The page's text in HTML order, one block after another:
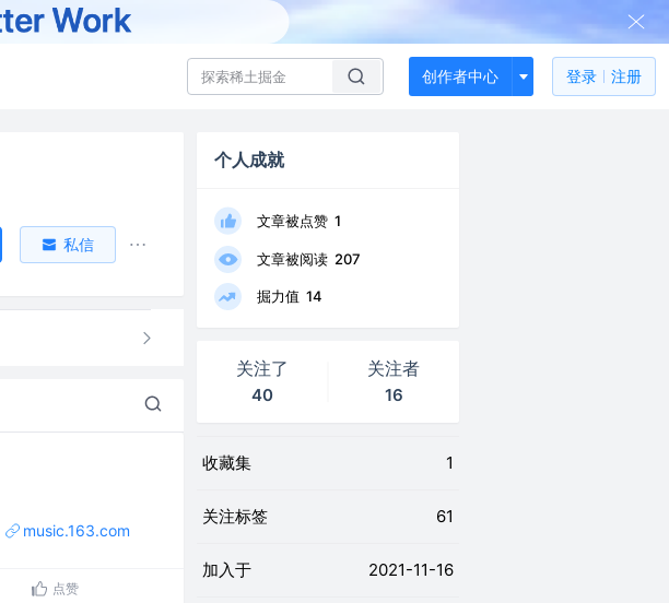
创作者中心 登录 注册
私信
music.163.com
点赞
个人成就
文章被点赞 1
文章被阅读 207
掘力值 14
关注了
40
关注者
16
收藏集 1
关注标签 61
加入于 2021-11-16